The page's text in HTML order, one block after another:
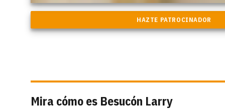
Mira cómo es Besucón Larry